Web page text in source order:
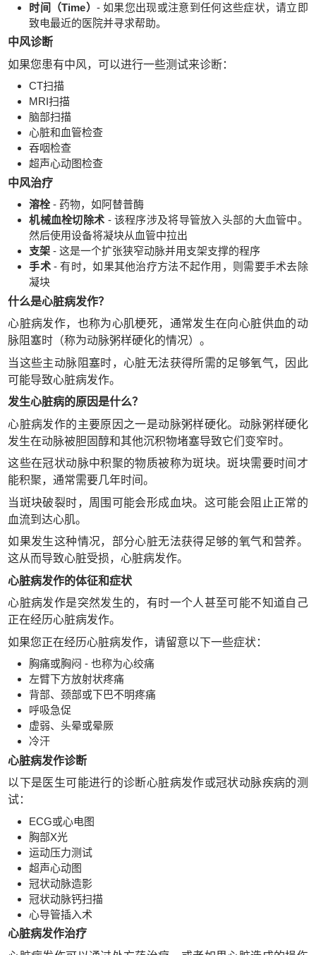
时间（Time） - 如果您出现或注意到任何这些症状，请立即
致电最近的医院并寻求帮助。
中风诊断
如果您患有中风，可以进行一些测试来诊断：
CT扫描
MRI扫描
脑部扫描
心脏和血管检查
吞咽检查
超声心动图检查
中风治疗
溶栓 - 药物，如阿替普酶
机械血栓切除术 - 该程序涉及将导管放入头部的大血管中。
然后使用设备将凝块从血管中拉出
支架 - 这是一个扩张狭窄动脉并用支架支撑的程序
手术- 有时，如果其他治疗方法不起作用，则需要手术去除
凝块
什么是心脏病发作？
心脏病发作，也称为心肌梗死，通常发生在向心脏供血的动
脉阻塞时（称为动脉粥样硬化的情况）。
当这些主动脉阻塞时，心脏无法获得所需的足够氧气，因此
可能导致心脏病发作。
发生心脏病的原因是什么？
心脏病发作的主要原因之一是动脉粥样硬化。动脉粥样硬化
发生在动脉被胆固醇和其他沉积物堵塞导致它们变窄时。
这些在冠状动脉中积聚的物质被称为斑块。斑块需要时间才
能积聚，通常需要几年时间。
当斑块破裂时，周围可能会形成血块。这可能会阻止正常的
血流到达心肌。
如果发生这种情况，部分心脏无法获得足够的氧气和营养。
这从而导致心脏受损，心脏病发作。
心脏病发作的体征和症状
心脏病发作是突然发生的，有时一个人甚至可能不知道自己
正在经历心脏病发作。
如果您正在经历心脏病发作，请留意以下一些症状：
胸痛或胸闷 - 也称为心绞痛
左臂下方放射状疼痛
背部、颈部或下巴不明疼痛
呼吸急促
虚弱、头晕或晕厥
冷汗
心脏病发作诊断
以下是医生可能进行的诊断心脏病发作或冠状动脉疾病的测
试：
ECG或心电图
胸部X光
运动压力测试
超声心动图
冠状动脉造影
冠状动脉钙扫描
心导管插入术
心脏病发作治疗